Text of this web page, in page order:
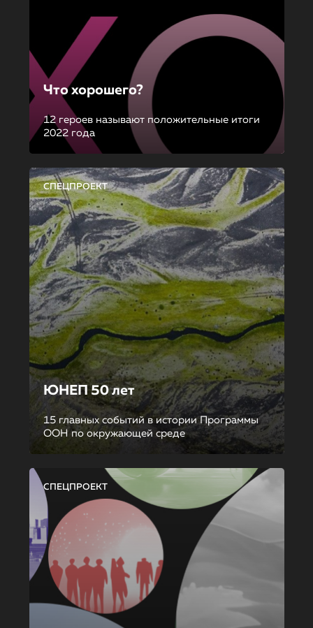
Что хорошего?
12 героев называют положительные итоги
2022 года
СПЕЦПРОЕКТ
ЮНЕП 50 лет
15 главных событий в истории Программы
ООН по окружающей среде
СПЕЦПРОЕКТ